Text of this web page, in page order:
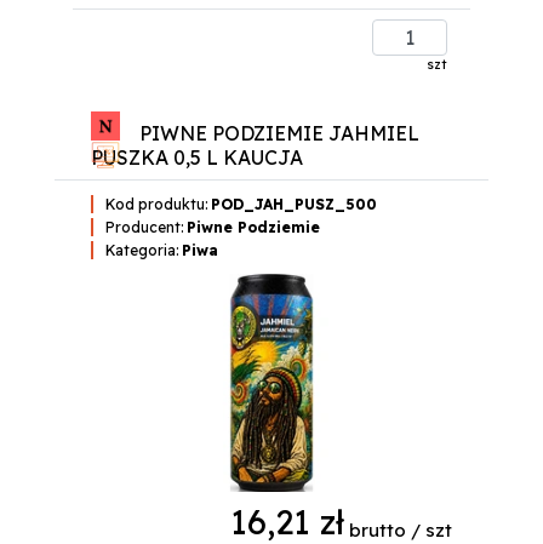
szt
PIWNE PODZIEMIE JAHMIEL
PUSZKA 0,5 L KAUCJA
Kod produktu: POD_JAH_PUSZ_500
Producent: Piwne Podziemie
Kategoria: Piwa
16,21 zł brutto / szt